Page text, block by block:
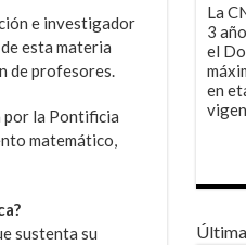
e investigador
esta materia
de profesores.
por la Pontificia
matemático,
sustenta su
La
3
el
en